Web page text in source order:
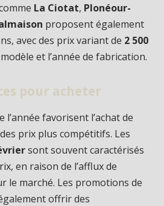
La Ciotat, Plonéour-
proposent également
avec des prix variant de 2 500
et l’année de fabrication.
pour acheter
l’année favorisent l’achat de
prix plus compétitifs. Les
sont souvent caractérisés
en raison de l’afflux de
le marché. Les promotions de
offrir des